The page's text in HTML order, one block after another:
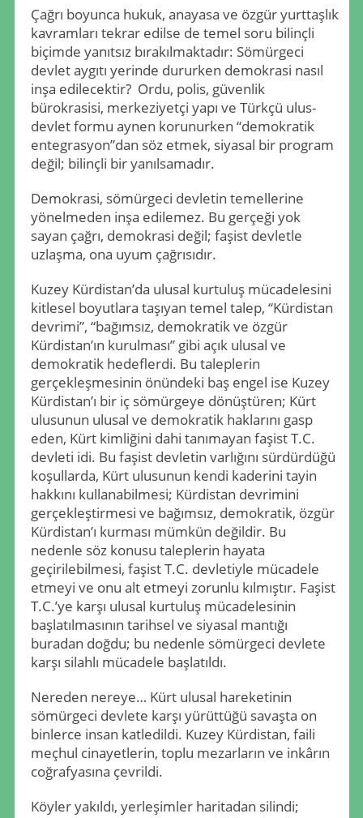
Çağrı boyunca hukuk, anayasa ve özgür yurttaşlık
kavramları tekrar edilse de temel soru bilinçli
biçimde yanıtsız bırakılmaktadır: Sömürgeci
devlet aygıtı yerinde dururken demokrasi nasıl
inşa edilecektir? Ordu, polis, güvenlik
bürokrasisi, merkeziyetçi yapı ve Türkçü ulus-
devlet formu aynen korunurken “demokratik
entegrasyon”dan söz etmek, siyasal bir program
değil; bilinçli bir yanılsamadır.
Demokrasi, sömürgeci devletin temellerine
yönelmeden inşa edilemez. Bu gerçeği yok
sayan çağrı, demokrasi değil; faşist devletle
uzlaşma, ona uyum çağrısıdır.
Kuzey Kürdistan’da ulusal kurtuluş mücadelesini
kitlesel boyutlara taşıyan temel talep, “Kürdistan
devrimi”, “bağımsız, demokratik ve özgür
Kürdistan’ın kurulması” gibi açık ulusal ve
demokratik hedeflerdi. Bu taleplerin
gerçekleşmesinin önündeki baş engel ise Kuzey
Kürdistan’ı bir iç sömürgeye dönüştüren; Kürt
ulusunun ulusal ve demokratik haklarını gasp
eden, Kürt kimliğini dahi tanımayan faşist T.C.
devleti idi. Bu faşist devletin varlığını sürdürdüğü
koşullarda, Kürt ulusunun kendi kaderini tayin
hakkını kullanabilmesi; Kürdistan devrimini
gerçekleştirmesi ve bağımsız, demokratik, özgür
Kürdistan’ı kurması mümkün değildir. Bu
nedenle söz konusu taleplerin hayata
geçirilebilmesi, faşist T.C. devletiyle mücadele
etmeyi ve onu alt etmeyi zorunlu kılmıştır. Faşist
T.C.’ye karşı ulusal kurtuluş mücadelesinin
başlatılmasının tarihsel ve siyasal mantığı
buradan doğdu; bu nedenle sömürgeci devlete
karşı silahlı mücadele başlatıldı.
Nereden nereye… Kürt ulusal hareketinin
sömürgeci devlete karşı yürüttüğü savaşta on
binlerce insan katledildi. Kuzey Kürdistan, faili
meçhul cinayetlerin, toplu mezarların ve inkârın
coğrafyasına çevrildi.
Köyler yakıldı, yerleşimler haritadan silindi;